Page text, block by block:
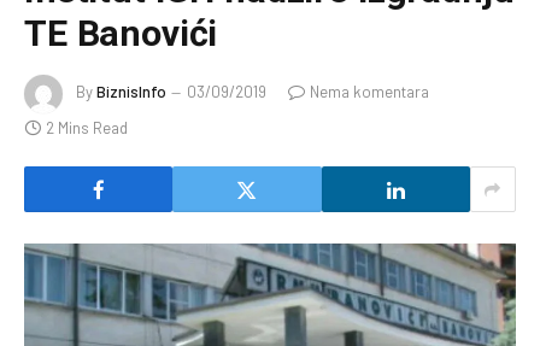
TE Banovići
ByBiznisInfo 03/09/2019
Nema komentara
2 Mins Read